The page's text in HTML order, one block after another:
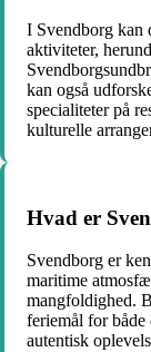
I Svendborg kan
aktiviteter,
kan også
specialiteter på
kulturelle
Hvad er
Svendborg er
maritime
mangfoldighed.
feriemål for både
autentisk